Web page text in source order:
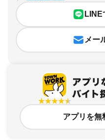
LINE
メー
アプリを無